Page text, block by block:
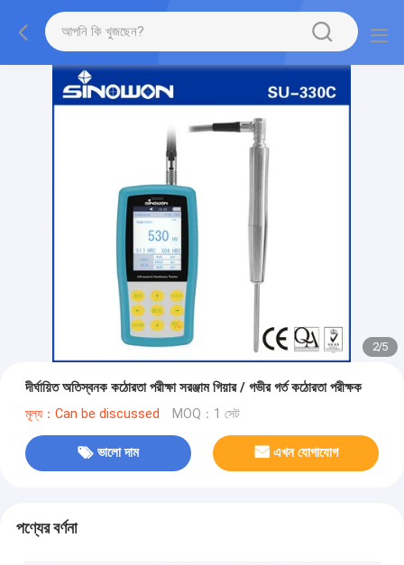
2/5
দীর্ঘায়িত অতিস্বনক কঠোরতা পরীক্ষা সরঞ্জাম গিয়ার / গভীর গর্ত কঠোরতা পরীক্ষক
মূল্য：Can be discussed MOQ：1 সেট
ভালো দাম এখন যোগাযোগ
পণ্যের বর্ণনা